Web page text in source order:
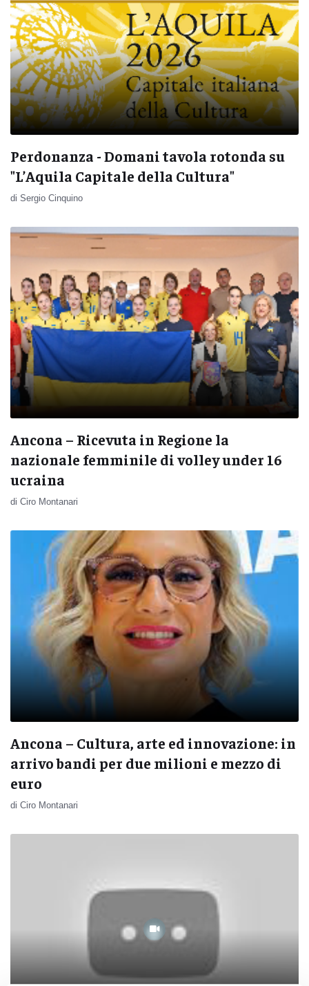
Perdonanza - Domani tavola rotonda su
"L’Aquila Capitale della Cultura"
di Sergio Cinquino
Ancona – Ricevuta in Regione la
nazionale femminile di volley under 16
ucraina
di Ciro Montanari
Ancona – Cultura, arte ed innovazione: in
arrivo bandi per due milioni e mezzo di
euro
di Ciro Montanari